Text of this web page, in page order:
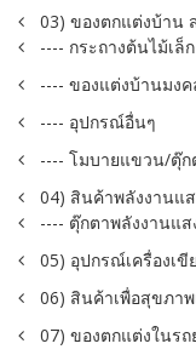
03) ของตกแต่งบ้าน
---- กระถางต้นไม้เล็
---- ของแต่งบ้านมง
---- อุปกรณ์อื่นๆ
---- โมบายแขวน/ตุ๊ก
04) สินค้าพลังงานแ
---- ตุ๊กตาพลังงานแส
05) อุปกรณ์เครื่องเขี
06) สินค้าเพื่อสุขภา
07) ของตกแต่งในร